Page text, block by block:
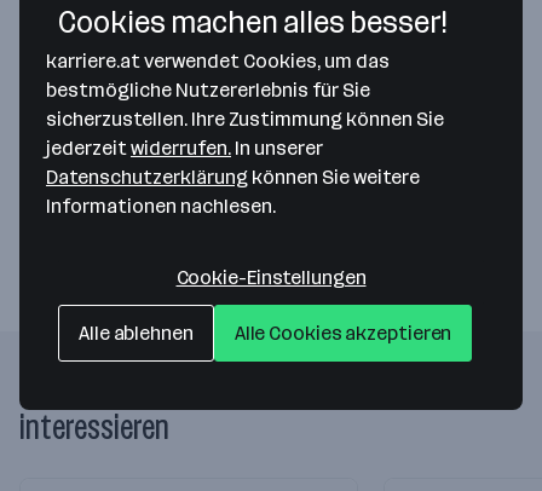
Map data ©2026 Google
HOFER JOSEF - GASTRO SHOP
Karndorfstr. 26
4521 Schiedlberg— Route berechnen
Website
interessieren
Cookies machen alles besser!
karriere.at verwendet Cookies, um das
bestmögliche Nutzererlebnis für Sie
sicherzustellen. Ihre Zustimmung können Sie
jederzeit widerrufen. In unserer
Datenschutzerklärung können Sie weitere
Informationen nachlesen.
Cookie-Einstellungen
Alle ablehnen Alle Cookies akzeptieren